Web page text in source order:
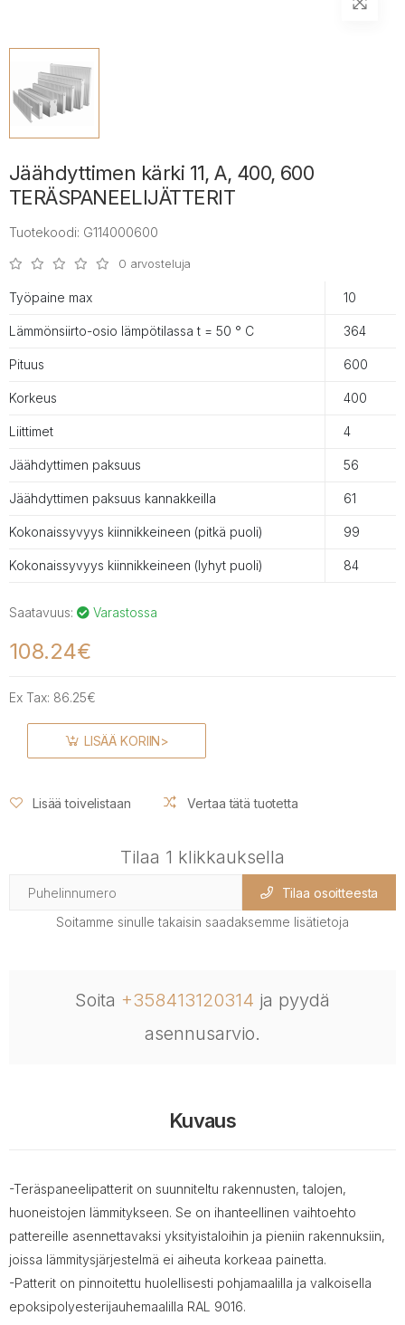
Jäähdyttimen kärki 11, A, 400, 600
TERÄSPANEELIJÄTTERIT
Tuotekoodi: G114000600
0 arvosteluja
Työpaine max 10
Lämmönsiirto-osio lämpötilassa t = 50 ° С 364
Pituus 600
Korkeus 400
Liittimet 4
Jäähdyttimen paksuus 56
Jäähdyttimen paksuus kannakkeilla 61
Kokonaissyvyys kiinnikkeineen (pitkä puoli) 99
Kokonaissyvyys kiinnikkeineen (lyhyt puoli) 84
Saatavuus: Varastossa
108.24€
Ex Tax: 86.25€
LISÄÄ KORIIN>
Lisää toivelistaan Vertaa tätä tuotetta
Tilaa 1 klikkauksella
Tilaa osoitteesta
Soitamme sinulle takaisin saadaksemme lisätietoja
Soita +358413120314 ja pyydä
asennusarvio.
Kuvaus
-Teräspaneelipatterit on suunniteltu rakennusten, talojen,
huoneistojen lämmitykseen. Se on ihanteellinen vaihtoehto
pattereille asennettavaksi yksityistaloihin ja pieniin rakennuksiin,
joissa lämmitysjärjestelmä ei aiheuta korkeaa painetta.
-Patterit on pinnoitettu huolellisesti pohjamaalilla ja valkoisella
epoksipolyesterijauhemaalilla RAL 9016.